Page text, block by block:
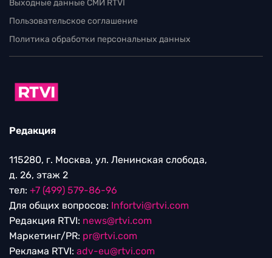
Выходные данные СМИ RTVI
Пользовательское соглашение
Политика обработки персональных данных
Редакция
115280, г. Москва, ул. Ленинская слобода,
д. 26, этаж 2
тел: +7 (499) 579-86-96
Для общих вопросов: Infortvi@rtvi.com
Редакция RTVI: news@rtvi.com
Маркетинг/PR: pr@rtvi.com
Реклама RTVI: adv-eu@rtvi.com